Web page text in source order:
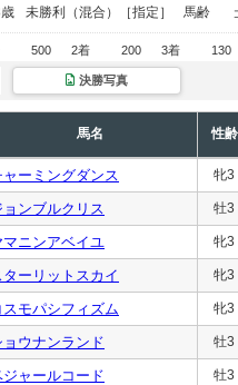
未勝利 （混合）［指定］ 馬齢
500 2着 200 3着 130
決勝写真
馬名 性齢
ャーミングダンス 牝3
ョンブルクリス 牡3
マニンアベイユ 牝3
ターリットスカイ 牝3
スモパシフィズム 牝3
ョウナンランド 牡3
ジャールコード 牡3